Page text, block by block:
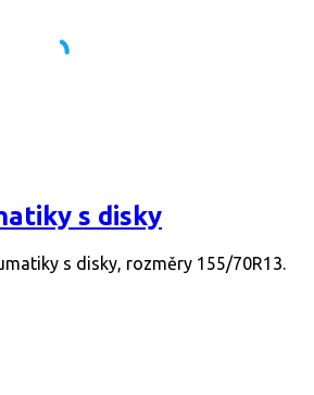
s disky
s disky, rozměry 155/70R13.